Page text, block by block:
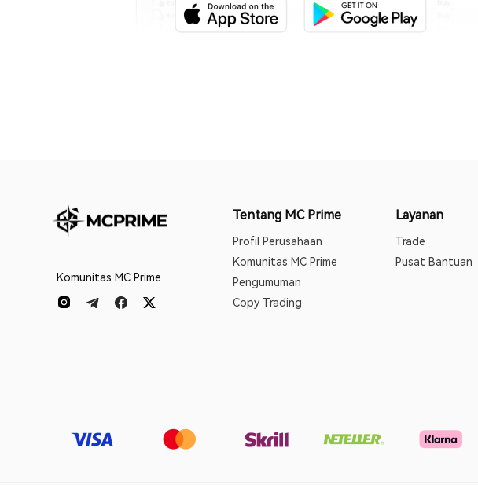
Komunitas MC Prime
Tentang MC Prime
Profil Perusahaan
Komunitas MC Prime
Pengumuman
Copy Trading
Layanan
Trade
Pusat Bantuan